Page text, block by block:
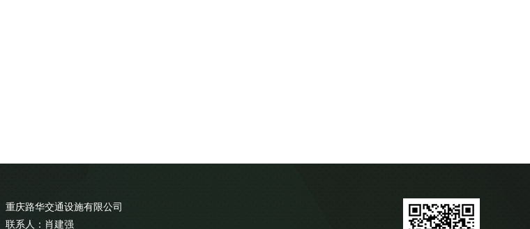
重庆路华交通设施有限公司
联系人：肖建强